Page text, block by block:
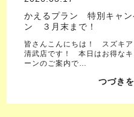
かえるプラン 特別キャン
ン ３月末まで！
皆さんこんにちは！ スズキア
清武店です！ 本日はお得なキ
ーンのご案内で…
つづき